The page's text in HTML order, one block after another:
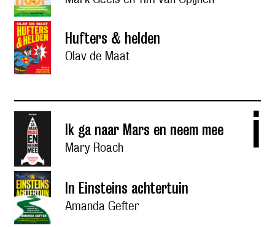
Hufters & helden
Olav de Maat
i
Ik ga naar Mars en neem mee
Mary Roach
In Einsteins achtertuin
Amanda Gefter